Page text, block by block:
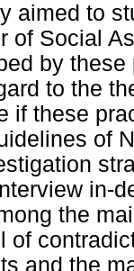
aimed to
of Social
by
to the
if these
of
in-
the
of
and the